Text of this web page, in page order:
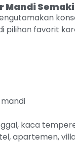
Mandi
pilihan favorit
kaca
apartemen,